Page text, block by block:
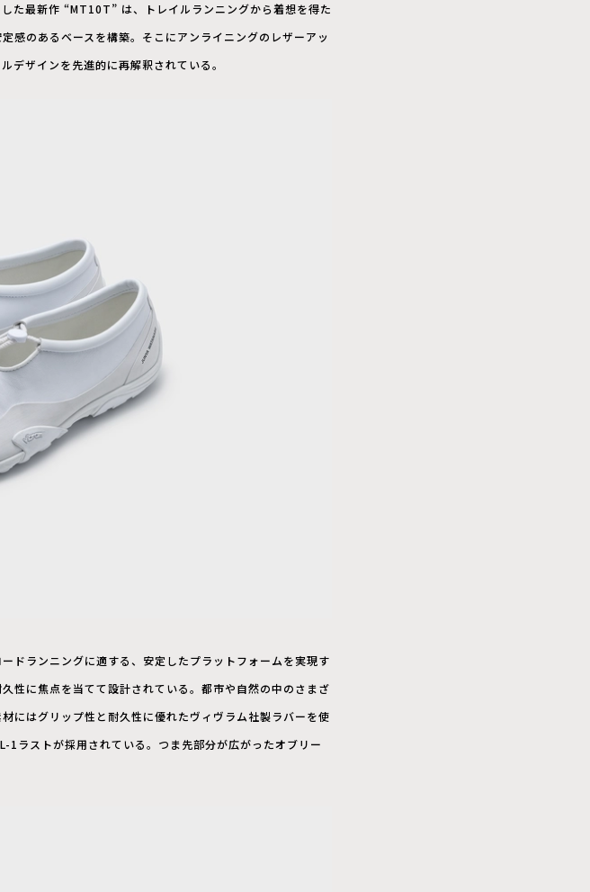
た最新作 “MT10T” は、トレイルランニングから着想を得た
感のあるベースを構築。そこにアンライニングのレザーアッ
デザインを先進的に再解釈されている。
ドランニングに適する、安定したプラットフォームを実現す
性に焦点を当てて設計されている。都市や自然の中のさまざ
にはグリップ性と耐久性に優れたヴィヴラム社製ラバーを使
ラストが採用されている。つま先部分が広がったオブリー